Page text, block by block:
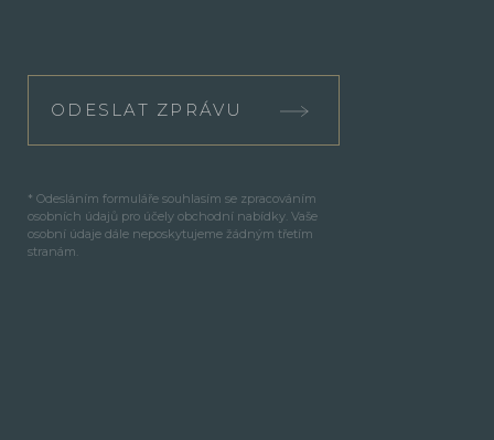
ODESLAT ZPRÁVU
* Odesláním formuláře souhlasím se zpracováním
osobních údajů pro účely obchodní nabídky. Vaše
osobní údaje dále neposkytujeme žádným třetím
stranám.